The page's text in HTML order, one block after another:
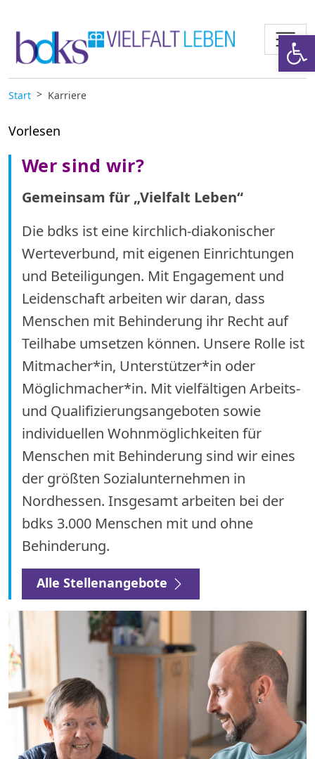
Start Karriere
Vorlesen
Wer sind wir?
Gemeinsam für „Vielfalt Leben“
Die bdks ist eine kirchlich-diakonischer
Werteverbund, mit eigenen Einrichtungen
und Beteiligungen. Mit Engagement und
Leidenschaft arbeiten wir daran, dass
Menschen mit Behinderung ihr Recht auf
Teilhabe umsetzen können. Unsere Rolle ist
Mitmacher*in, Unterstützer*in oder
Möglichmacher*in. Mit vielfältigen Arbeits-
und Qualifizierungsangeboten sowie
individuellen Wohnmöglichkeiten für
Menschen mit Behinderung sind wir eines
der größten Sozialunternehmen in
Nordhessen. Insgesamt arbeiten bei der
bdks 3.000 Menschen mit und ohne
Behinderung.
Alle Stellenangebote